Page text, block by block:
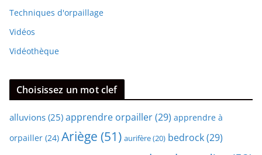
Techniques d'orpaillage
Vidéos
Vidéothèque
Choisissez un mot clef
alluvions (25) apprendre orpailler(29) apprendre à
orpailler (24) Ariège (51) aurifère(20) bedrock(29)